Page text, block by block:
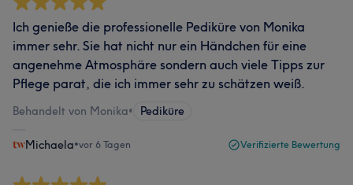
Ich genieße die professionelle Pediküre von Monika
immer sehr. Sie hat nicht nur ein Händchen für eine
angenehme Atmosphäre sondern auch viele Tipps zur
Pflege parat, die ich immer sehr zu schätzen weiß.
Behandelt von Monika• Pediküre
Michaela•vor 6 Tagen Verifizierte Bewertung